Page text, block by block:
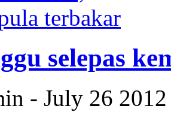
selepas
- July 26